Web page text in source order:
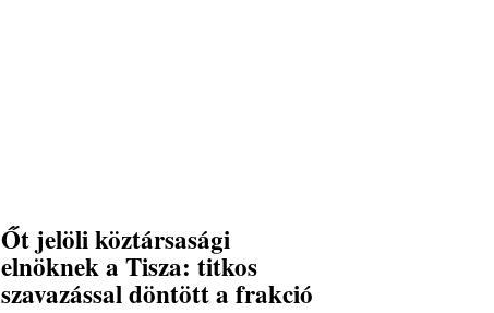
Őt jelöli köztársasági
elnöknek a Tisza: titkos
szavazással döntött a frakció